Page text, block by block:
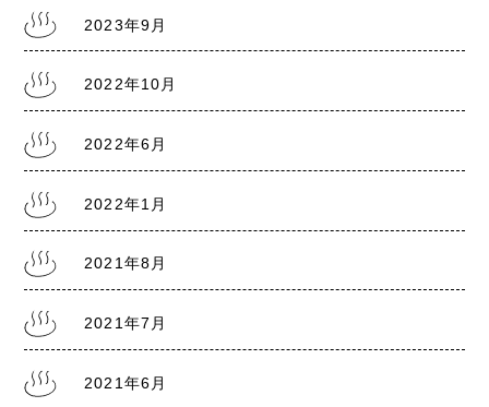
2022.1.20
2021.8.5
2021.7.30
熊本銭湯の日記『熊本まん延防止宣言7/31～
2023年9月
2022年10月
2022年6月
2022年1月
2021年8月
2021年7月
2021年6月